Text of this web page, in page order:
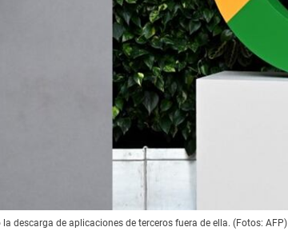
descarga de aplicaciones de terceros fuera de ella. (Fotos: AFP)